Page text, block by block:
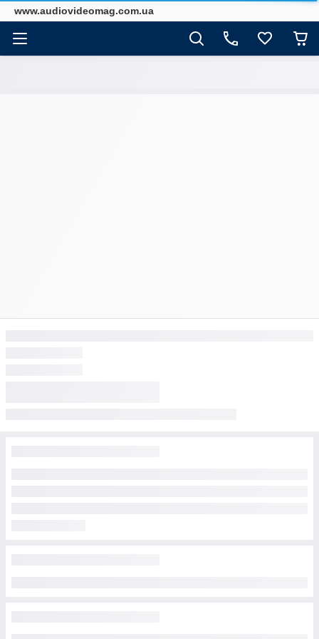
www.audiovideomag.com.ua